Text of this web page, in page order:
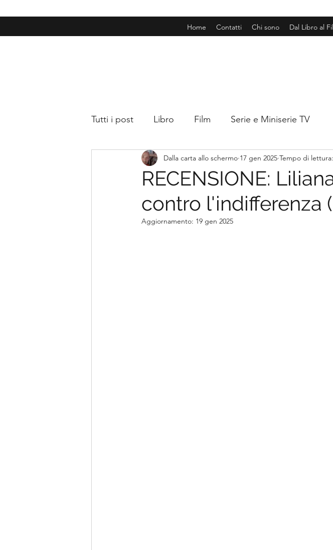
Dal Libro al
Chi sono
Contatti
Home
Tutti i post Libro Film Serie e Miniserie TV
RECENSIONE:
contro l'indifferenza
Dalla carta allo schermo 17 gen 2025 Tempo di
Aggiornamento: 19 gen 2025